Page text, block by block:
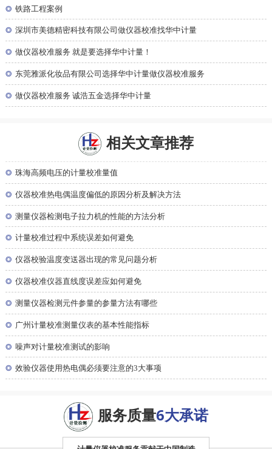
◎ 铁路工程案例
◎ 深圳市美德精密科技有限公司做仪器校准找华中计量
◎ 做仪器校准服务 就是要选择华中计量！
◎ 东莞雅派化妆品有限公司选择华中计量做仪器校准服务
◎ 做仪器校准服务 诚浩五金选择华中计量
相关文章推荐
◎ 珠海高频电压的计量校准量值
◎ 仪器校准热电偶温度偏低的原因分析及解决方法
◎ 测量仪器检测电子拉力机的性能的方法分析
◎ 计量校准过程中系统误差如何避免
◎ 仪器校验温度变送器出现的常见问题分析
◎ 仪器校准仪器直线度误差应如何避免
◎ 测量仪器检测元件参量的参量方法有哪些
◎ 广州计量校准测量仪表的基本性能指标
◎ 噪声对计量校准测试的影响
◎ 效验仪器使用热电偶必须要注意的3大事项
服务质量6大承诺